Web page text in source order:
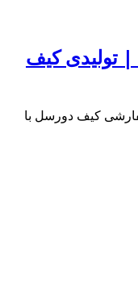
تولیدی کیف
کیف دورسل با